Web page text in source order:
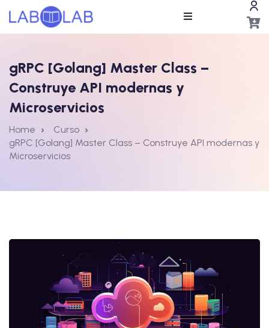
gRPC [Golang] Master Class –
Construye API modernas y
Microservicios
Home
Curso
gRPC [Golang] Master Class – Construye API modernas y
Microservicios